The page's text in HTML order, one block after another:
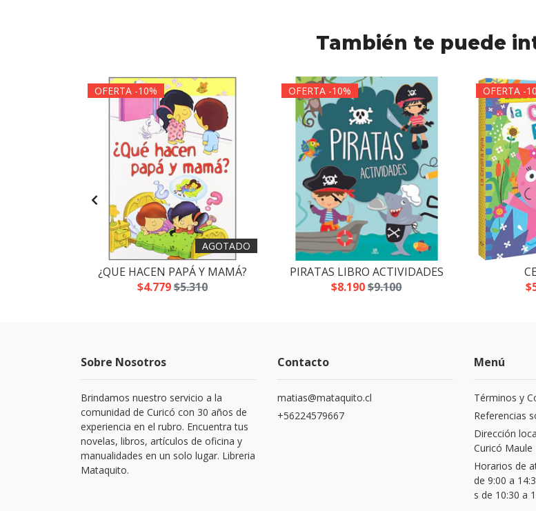
También te puede
OFERTA -10%
AGOTADO
¿QUE HACEN PAPÁ Y MAMÁ?
$4.779$5.310
OFERTA -10%
PIRATAS LIBRO ACTIVIDADES
$8.190$9.100
OFERTA -
Sobre Nosotros
Brindamos nuestro servicio a la
comunidad de Curicó con 30 años de
experiencia en el rubro. Encuentra tus
novelas, libros, artículos de oficina y
manualidades en un solo lugar. Libreria
Mataquito.
Contacto
matias@mataquito.cl
+56224579667
Menú
Términos y
Referencias
Dirección
Curicó Maule
Horarios de
de 9:00 a
s de 10:30 a